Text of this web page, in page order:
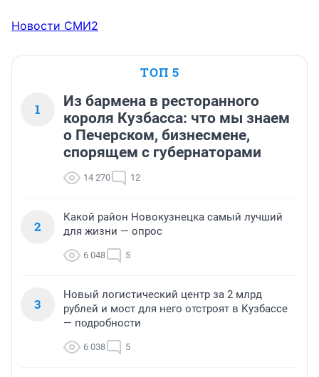
Новости СМИ2
ТОП 5
1
Из бармена в ресторанного
короля Кузбасса: что мы знаем
о Печерском, бизнесмене,
спорящем с губернаторами
14 270 12
2
Какой район Новокузнецка самый лучший
для жизни — опрос
6 048 5
3
Новый логистический центр за 2 млрд
рублей и мост для него отстроят в Кузбассе
— подробности
6 038 5